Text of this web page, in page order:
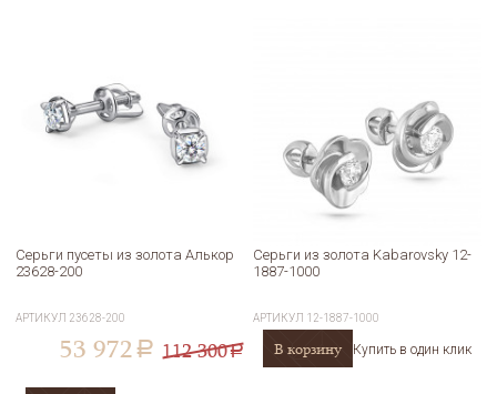
Серьги пусеты из золота Алькор
23628-200
АРТИКУЛ 23628-200
53 972 a 112 300a
Серьги из золота Kabarovsky 12-
1887-1000
АРТИКУЛ 12-1887-1000
В корзину Купить в один клик